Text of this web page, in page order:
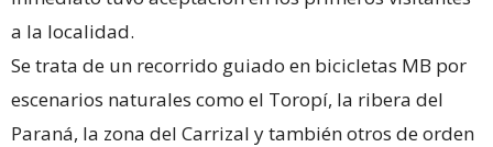
a la localidad.
Se trata de un recorrido guiado en bicicletas MB por
escenarios naturales como el Toropí, la ribera del
Paraná, la zona del Carrizal y también otros de orden